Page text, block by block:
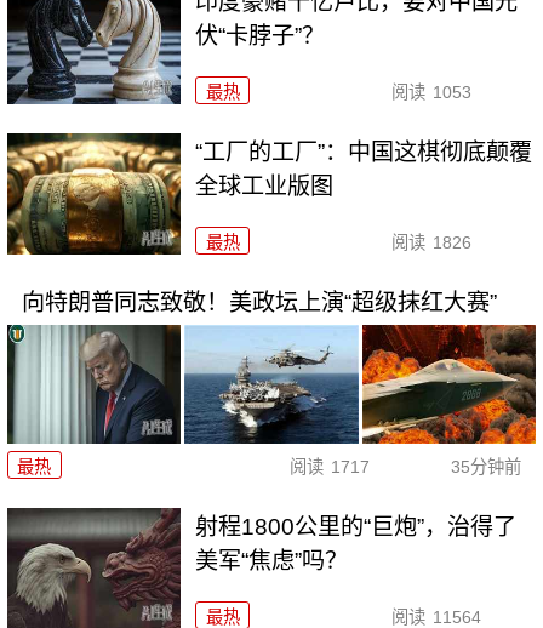
伏“卡脖子”？
最热 阅读 1053
“工厂的工厂”：中国这棋彻底颠覆
全球工业版图
最热 阅读 1826
向特朗普同志致敬！美政坛上演“超级抹红大赛”
最热 阅读 1717 35分钟前
射程1800公里的“巨炮”，治得了
美军“焦虑”吗？
最热 阅读 11564